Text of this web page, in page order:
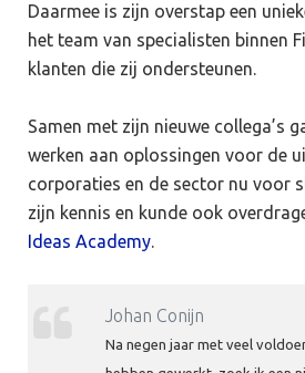
Daarmee is zijn overstap een
het team van specialisten binnen
klanten die zij ondersteunen.
Samen met zijn nieuwe collega’s
werken aan oplossingen voor de
corporaties en de sector nu voor
zijn kennis en kunde ook
Ideas Academy.
Johan Conijn
Na negen jaar met veel